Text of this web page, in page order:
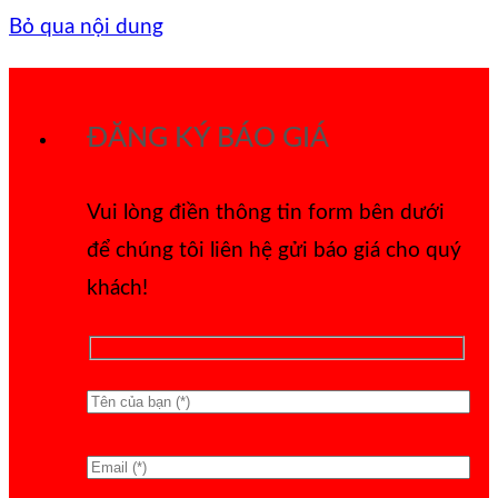
Bỏ qua nội dung
ĐĂNG KÝ BÁO GIÁ
Vui lòng điền thông tin form bên dưới
để chúng tôi liên hệ gửi báo giá cho quý
khách!